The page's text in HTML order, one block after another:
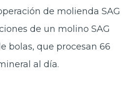
de molienda SAG
de un molino SAG
bolas, que procesan 66
al día.